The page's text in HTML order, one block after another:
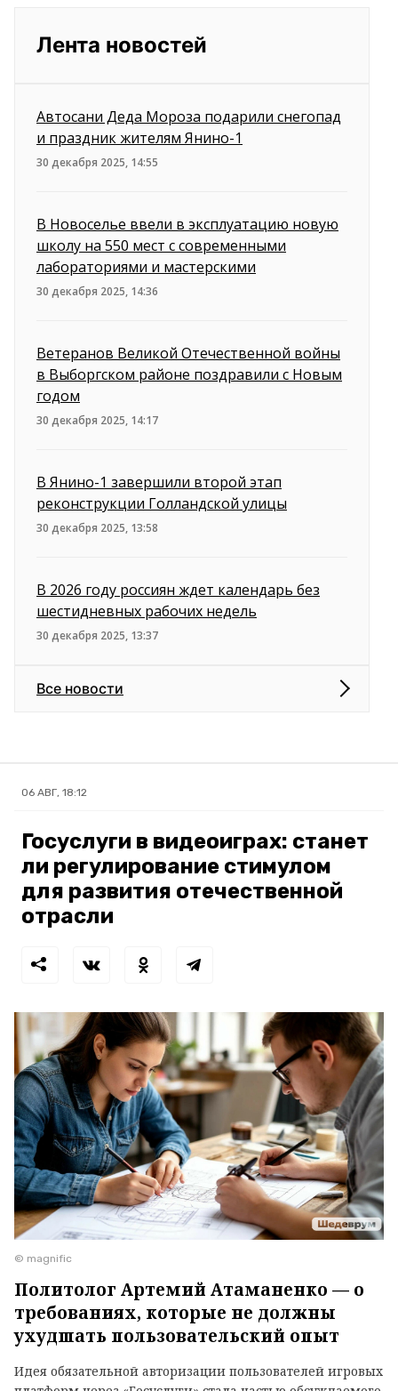
Лента новостей
Автосани Деда Мороза подарили снегопад
и праздник жителям Янино-1
30 декабря 2025, 14:55
В Новоселье ввели в эксплуатацию новую
школу на 550 мест с современными
лабораториями и мастерскими
30 декабря 2025, 14:36
Ветеранов Великой Отечественной войны
в Выборгском районе поздравили с Новым
годом
30 декабря 2025, 14:17
В Янино-1 завершили второй этап
реконструкции Голландской улицы
30 декабря 2025, 13:58
В 2026 году россиян ждет календарь без
шестидневных рабочих недель
30 декабря 2025, 13:37
Все новости
06 АВГ, 18:12
Госуслуги в видеоиграх: станет
ли регулирование стимулом
для развития отечественной
отрасли
© magnific
Политолог Артемий Атаманенко — о
требованиях, которые не должны
ухудшать пользовательский опыт
Идея обязательной авторизации пользователей игровых